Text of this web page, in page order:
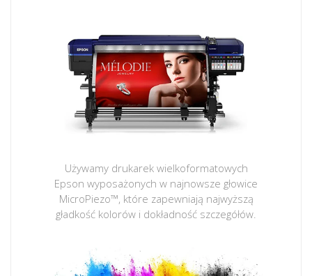
Używamy drukarek wielkoformatowych
Epson wyposażonych w najnowsze głowice
MicroPiezo™, które zapewniają najwyższą
gładkość kolorów i dokładność szczegółów.